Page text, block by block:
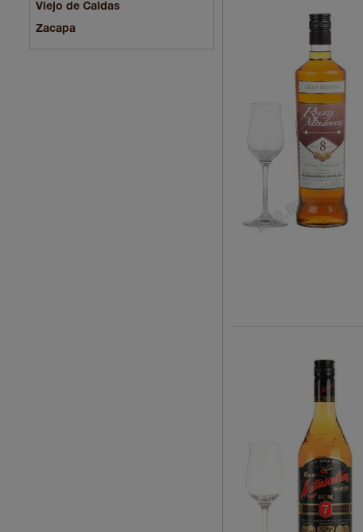
Viejo de Caldas
Zacapa